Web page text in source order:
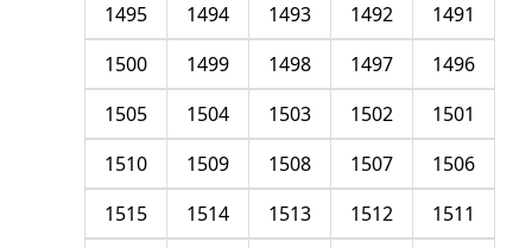
1491
1492
1493
1494
1495
1496
1497
1498
1499
1500
1501
1502
1503
1504
1505
1506
1507
1508
1509
1510
1511
1512
1513
1514
1515